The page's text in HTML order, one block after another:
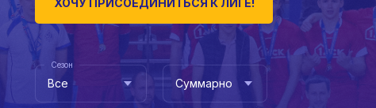
ХОЧУ ПРИСОЕДИНИТЬСЯ К ЛИГЕ!
Все
Сезон
Суммарно